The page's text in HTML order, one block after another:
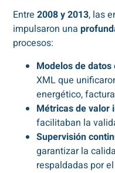
Entre2008 y 2013, las
impulsaron una
procesos:
Modelos de
XML que
energético,
Métricas de valor
facilitaban la
Supervisión
garantizar la
respaldadas por